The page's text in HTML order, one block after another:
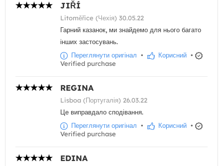
JIŘÍ
Litoměřice (Чехія) 30.05.22
Гарний казанок, ми знайдемо для нього багато
інших застосувань.
Переглянути оригінал • Корисний •
Verified purchase
REGINA
Lisboa (Португалія) 26.03.22
Це виправдало сподівання.
Переглянути оригінал • Корисний •
Verified purchase
EDINA